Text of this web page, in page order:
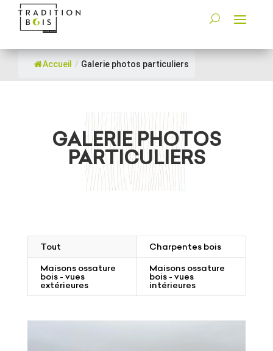
Accueil / Galerie photos particuliers
GALERIE PHOTOS
PARTICULIERS
Tout
Charpentes bois
Maisons ossature
bois - vues
extérieures
Maisons ossature
bois - vues
intérieures